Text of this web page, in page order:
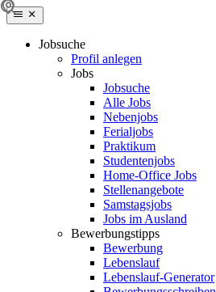
Jobsuche
Profil anlegen
Jobs
Jobsuche
Alle Jobs
Nebenjobs
Ferialjobs
Praktikum
Studentenjobs
Home-Office Jobs
Stellenangebote
Samstagsjobs
Jobs im Ausland
Bewerbungstipps
Bewerbung
Lebenslauf
Lebenslauf-Generator